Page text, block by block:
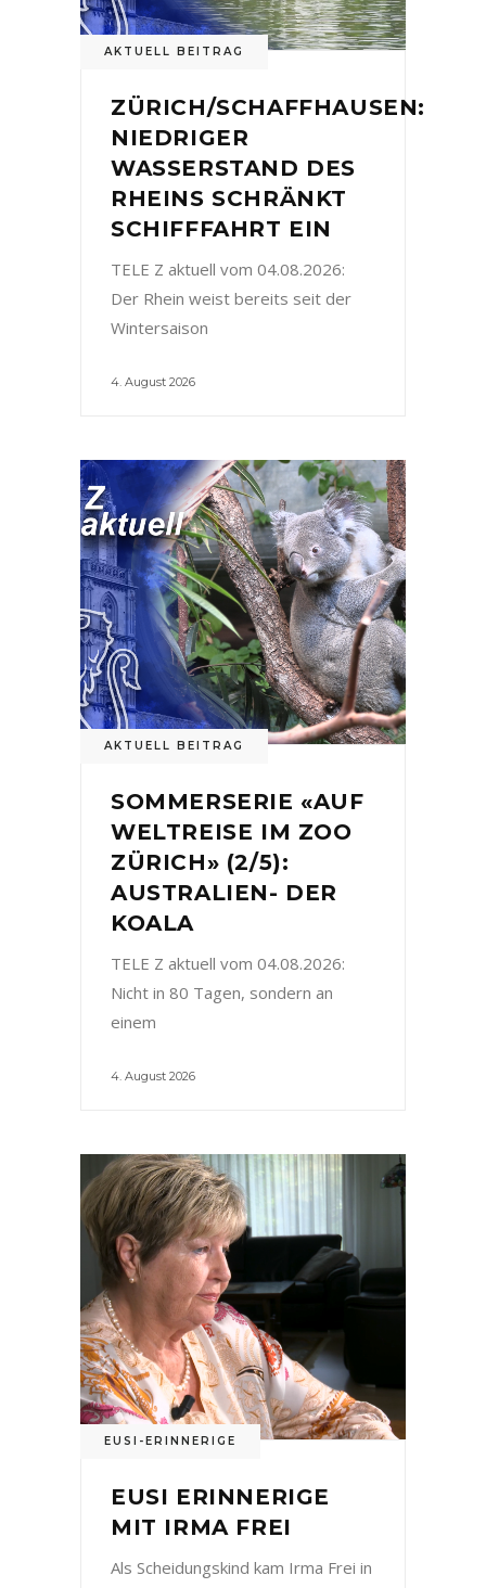
AKTUELL BEITRAG
ZÜRICH/SCHAFFHAUSEN:
NIEDRIGER
WASSERSTAND DES
RHEINS SCHRÄNKT
SCHIFFFAHRT EIN
TELE Z aktuell vom 04.08.2026:
Der Rhein weist bereits seit der
Wintersaison
4. August 2026
AKTUELL BEITRAG
SOMMERSERIE «AUF
WELTREISE IM ZOO
ZÜRICH» (2/5):
AUSTRALIEN- DER
KOALA
TELE Z aktuell vom 04.08.2026:
Nicht in 80 Tagen, sondern an
einem
4. August 2026
EUSI-ERINNERIGE
EUSI ERINNERIGE
MIT IRMA FREI
Als Scheidungskind kam Irma Frei in